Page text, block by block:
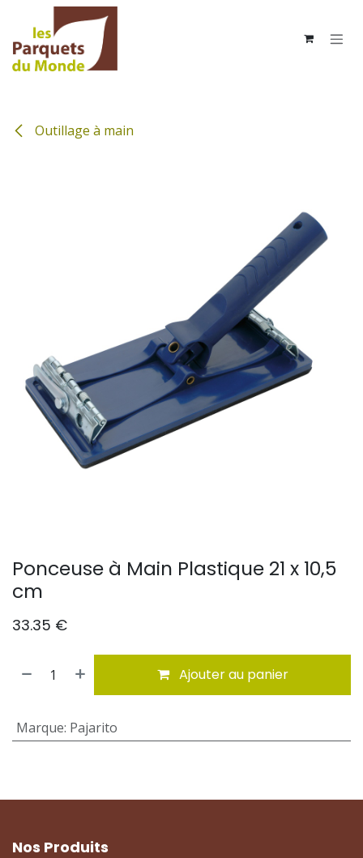
Se rendre au contenu
Outillage à main
Ponceuse à Main Plastique 21 x 10,5
cm
33.35 €
Ajouter au panier
Marque: Pajarito
Nos Produits